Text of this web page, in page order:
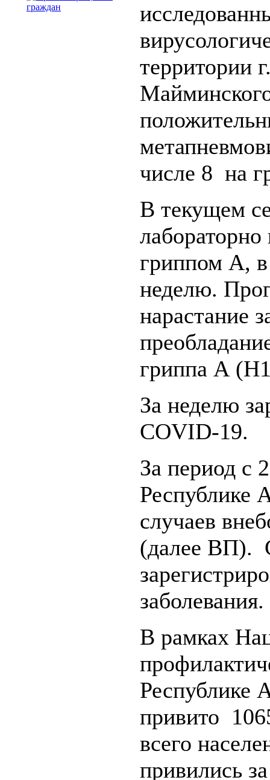
территории
числе 8 на
В текущем
лабораторно
гриппом А,
неделю.
нарастание
гриппа А
За неделю
COVID-19.
За период с
Республике
случаев
(далее ВП).
заболевания.
В рамках
Республике
привито
всего
привились